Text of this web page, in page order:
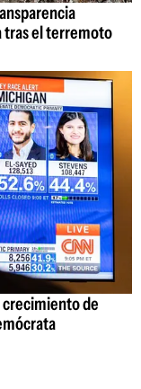
tras el terremoto
crecimiento de